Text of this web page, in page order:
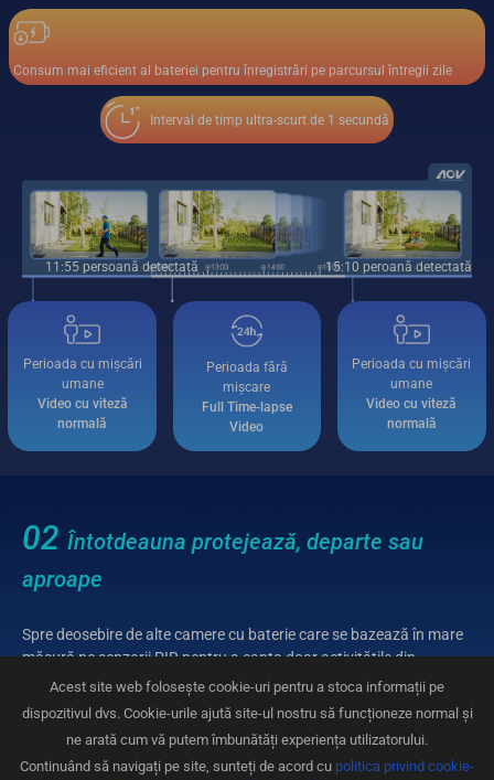
Consum mai eficient al bateriei pentru înregistrări pe parcursul întregii zile
Interval de timp ultra-scurt de 1 secundă
11:55 persoană detectată 15:10 peroană detectată
Perioada cu mișcări
umane
Video cu viteză
normală
Perioada fără
mișcare
Full Time-lapse
Video
Perioada cu mișcări
umane
Video cu viteză
normală
02Întotdeauna protejează, departe sau
aproape
Spre deosebire de alte camere cu baterie care se bazează în mare
măsură pe senzorii PIR pentru a capta doar activitățile din
apropiere, această cameră poate detecta o persoană sau un
vehicul care se apropie la o distanță mult mai mare. Dacă apare o
persoană sau un vehicul, va observa imediat acest lucru și vă va
informa.
Acest site web folosește cookie-uri pentru a stoca informații pe
dispozitivul dvs. Cookie-urile ajută site-ul nostru să funcționeze normal și
ne arată cum vă putem îmbunătăți experiența utilizatorului.
Continuând să navigați pe site, sunteți de acord cu politica privind cookie-